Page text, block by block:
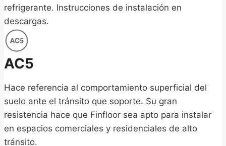
refrigerante. Instrucciones de instalación en
descargas.
AC5
Hace referencia al comportamiento superficial del
suelo ante el tránsito que soporte. Su gran
resistencia hace que Finfloor sea apto para instalar
en espacios comerciales y residenciales de alto
tránsito.